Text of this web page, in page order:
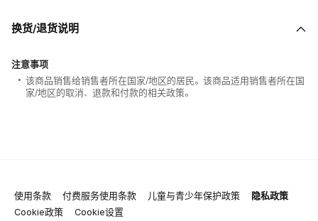
换货/退货说明
注意事项
该商品销售给销售者所在国家/地区的居民。该商品适用销售者所在国
家/地区的取消、退款和付款的相关政策。
使用条款 付费服务使用条款 儿童与青少年保护政策
隐私政策
Cookie政策
Cookie设置